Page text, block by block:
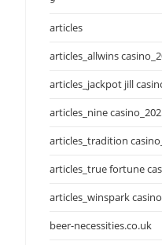
articles
articles_allwins
articles_jackpot jill
articles_nine
articles_tradition
articles_true fortune
articles_winspark
beer-necessities.co.uk